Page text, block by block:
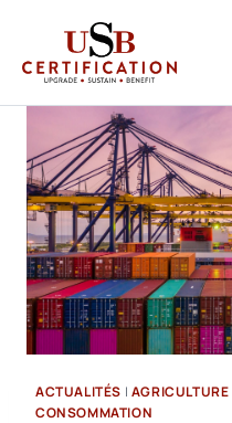
contenu
ACTUALITÉS | AGRICULTURE
CONSOMMATION